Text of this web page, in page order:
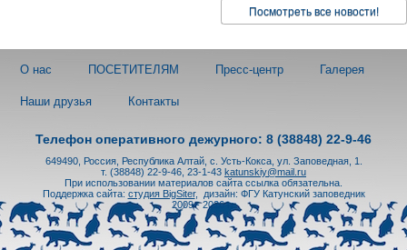
Посмотреть все новости!
О нас ПОСЕТИТЕЛЯМ Пресс-центр Галерея
Наши друзья Контакты
Телефон оперативного дежурного: 8 (38848) 22-9-46
649490, Россия, Республика Алтай, с. Усть-Кокса, ул. Заповедная, 1.
т. (38848) 22-9-46, 23-1-43 katunskiy@mail.ru
При использовании материалов сайта ссылка обязательна.
Поддержка сайта: студия BigSiter,
дизайн: ФГУ Катунский заповедник
2009 - 2026 гг.